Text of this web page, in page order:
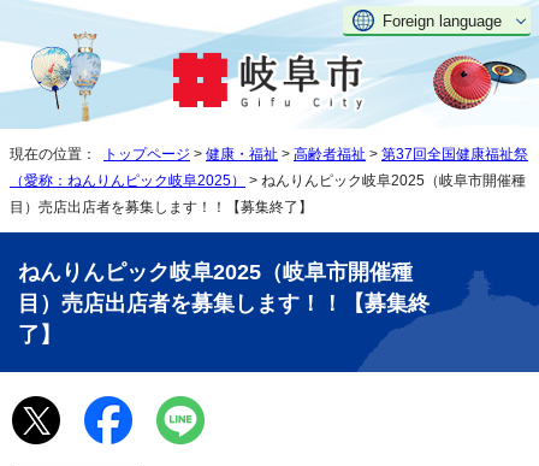
Foreign language
現在の位置： トップページ > 健康・福祉 > 高齢者福祉 > 第37回全国健康福祉祭
（愛称：ねんりんピック岐阜2025）
> ねんりんピック岐阜2025（岐阜市開催種
目）売店出店者を募集します！！【募集終了】
ねんりんピック岐阜2025（岐阜市開催種
目）売店出店者を募集します！！【募集終
了】